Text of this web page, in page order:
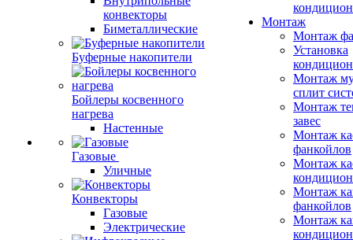
конвекторы
Биметаллические
Буферные накопители
Бойлеры косвенного
нагрева
Настенные
Газовые
Уличные
Конвекторы
Газовые
Электрические
Монтаж
Монтаж
Установка
Монтаж
сплит
Монтаж
завес
Монтаж
фанкойлов
Монтаж
Монтаж
фанкойлов
Монтаж